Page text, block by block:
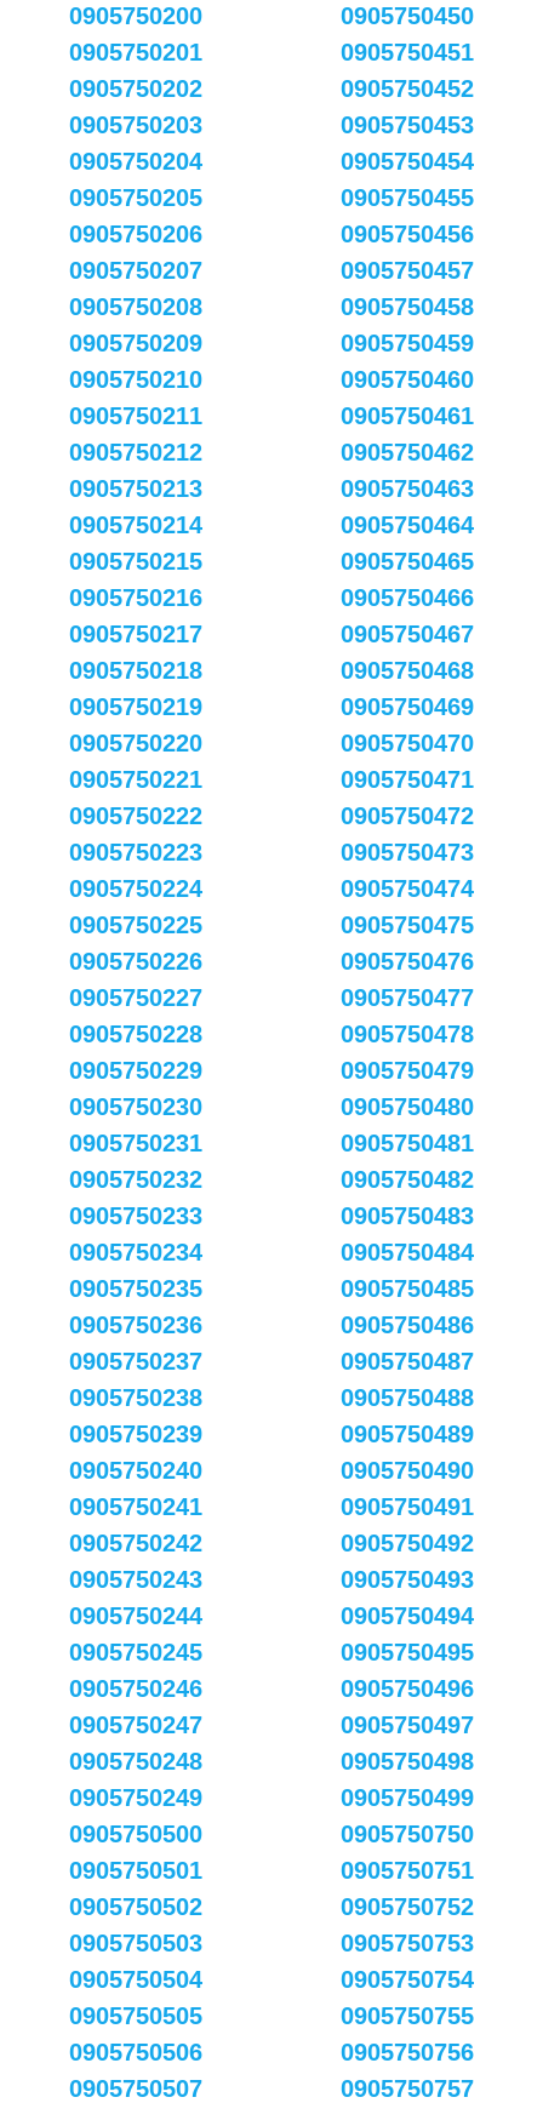
0905750200
0905750201
0905750202
0905750203
0905750204
0905750205
0905750206
0905750207
0905750208
0905750209
0905750210
0905750211
0905750212
0905750213
0905750214
0905750215
0905750216
0905750217
0905750218
0905750219
0905750220
0905750221
0905750222
0905750223
0905750224
0905750225
0905750226
0905750227
0905750228
0905750229
0905750230
0905750231
0905750232
0905750233
0905750234
0905750235
0905750236
0905750237
0905750238
0905750239
0905750240
0905750241
0905750242
0905750243
0905750244
0905750245
0905750246
0905750247
0905750248
0905750249
0905750450
0905750451
0905750452
0905750453
0905750454
0905750455
0905750456
0905750457
0905750458
0905750459
0905750460
0905750461
0905750462
0905750463
0905750464
0905750465
0905750466
0905750467
0905750468
0905750469
0905750470
0905750471
0905750472
0905750473
0905750474
0905750475
0905750476
0905750477
0905750478
0905750479
0905750480
0905750481
0905750482
0905750483
0905750484
0905750485
0905750486
0905750487
0905750488
0905750489
0905750490
0905750491
0905750492
0905750493
0905750494
0905750495
0905750496
0905750497
0905750498
0905750499
0905750500
0905750501
0905750502
0905750503
0905750504
0905750505
0905750506
0905750507
0905750750
0905750751
0905750752
0905750753
0905750754
0905750755
0905750756
0905750757